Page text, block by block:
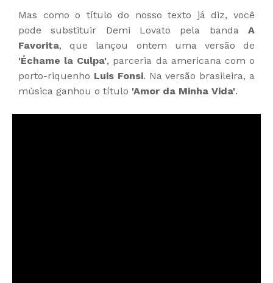
Mas como o título do nosso texto já diz, você
pode substituir Demi Lovato pela banda A
Favorita, que lançou ontem uma versão de
'Échame la Culpa', parceria da americana com o
porto-riquenho Luis Fonsi. Na versão brasileira, a
música ganhou o título 'Amor da Minha Vida'.